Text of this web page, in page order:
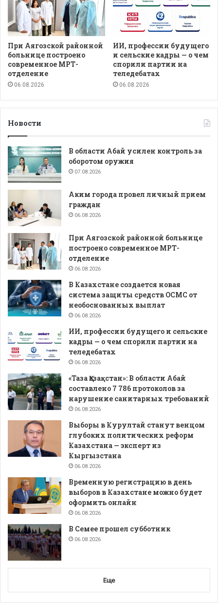
При Аягозской районной
больнице построено
современное МРТ-
отделение
06.08.2026
ИИ, профессии будущего
и сельские кадры — о чем
спорили партии на
теледебатах
06.08.2026
Новости
В области Абай усилен контроль за
оборотом оружия
07.08.2026
Аким города провел личный прием
граждан
06.08.2026
При Аягозской районной больнице
построено современное МРТ-
отделение
06.08.2026
В Казахстане создается новая
система защиты средств ОСМС от
необоснованных выплат
06.08.2026
ИИ, профессии будущего и сельские
кадры — о чем спорили партии на
теледебатах
06.08.2026
«Таза Қазақстан»: В области Абай
составлено 7 786 протоколов за
нарушение санитарных требований
06.08.2026
Выборы в Курултай станут венцом
глубоких политических реформ
Казахстана — эксперт из
Кыргызстана
06.08.2026
Временную регистрацию в день
выборов в Казахстане можно будет
оформить онлайн
06.08.2026
В Семее прошел субботник
06.08.2026
Еще